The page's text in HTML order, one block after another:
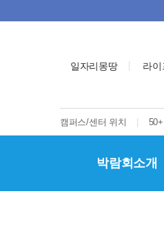
일자리몽땅 라
캠퍼스/센터 위치
박람회소개